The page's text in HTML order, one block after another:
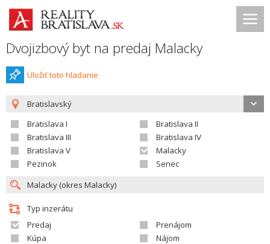
Dvojizbový byt na predaj Malacky
Uložiť toto hladanie
Bratislavský
Bratislava I
Bratislava II
Bratislava III
Bratislava IV
Bratislava V
Malacky
Pezinok
Senec
Typ inzerátu
Predaj
Prenájom
Kúpa
Nájom